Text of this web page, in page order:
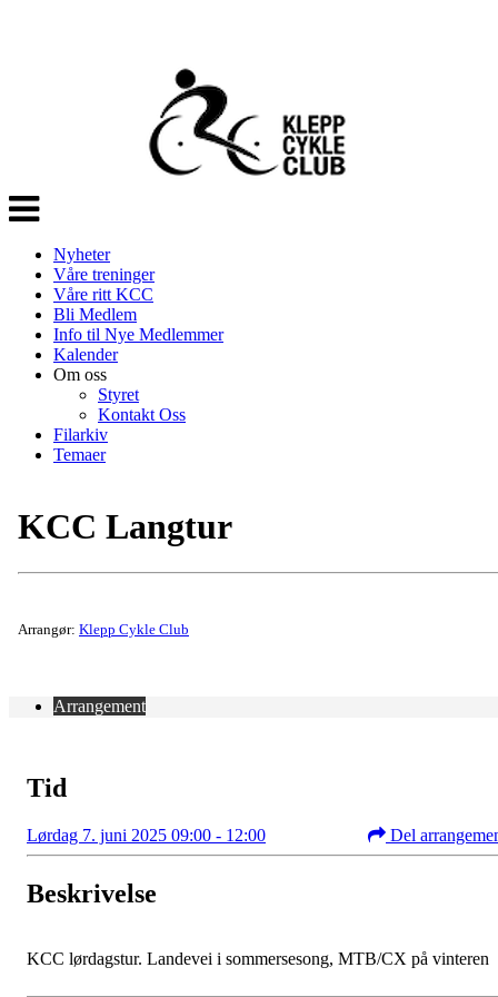
Veksle
navigasjon
Nyheter
Våre treninger
Våre ritt KCC
Bli Medlem
Info til Nye Medlemmer
Kalender
Om oss
Styret
Kontakt Oss
Filarkiv
Temaer
KCC Langtur
Arrangør: Klepp Cykle Club
Arrangement
Tid
Lørdag 7. juni 2025 09:00 - 12:00 Del
Beskrivelse
KCC lørdagstur. Landevei i sommersesong, MTB/CX på vinteren